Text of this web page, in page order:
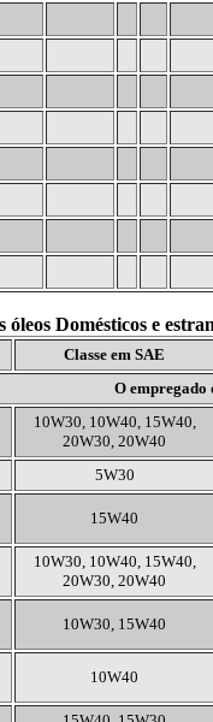
óleos Domésticos e
Classe em SAE
O empregado
10W30, 10W40, 15W40,
20W30, 20W40
5W30
15W40
10W30, 10W40, 15W40,
20W30, 20W40
10W30, 15W40
10W40